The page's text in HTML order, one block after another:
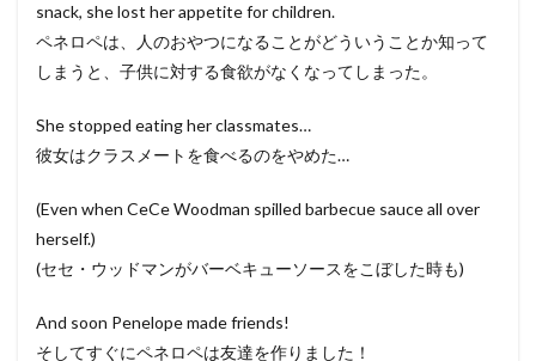
snack, she lost her appetite for children.
ペネロペは、人のおやつになることがどういうことか知って
しまうと、子供に対する食欲がなくなってしまった。
She stopped eating her classmates…
彼女はクラスメートを食べるのをやめた…
(Even when CeCe Woodman spilled barbecue sauce all over
herself.)
(セセ・ウッドマンがバーベキューソースをこぼした時も)
And soon Penelope made friends!
そしてすぐにペネロペは友達を作りました！